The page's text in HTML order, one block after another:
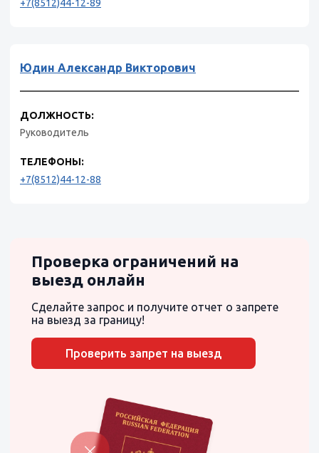
+7(8512)44-12-89
Юдин Александр Викторович
ДОЛЖНОСТЬ:
Руководитель
ТЕЛЕФОНЫ:
+7(8512)44-12-88
Проверка ограничений на
выезд онлайн
Сделайте запрос и получите отчет о запрете
на выезд за границу!
Проверить запрет на выезд